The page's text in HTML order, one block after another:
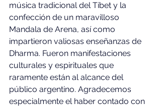
música tradicional del Tíbet y la
confección de un maravilloso
Mandala de Arena, así como
impartieron valiosas enseñanzas de
Dharma. Fueron manifestaciones
culturales y espirituales que
raramente están al alcance del
público argentino. Agradecemos
especialmente el haber contado con